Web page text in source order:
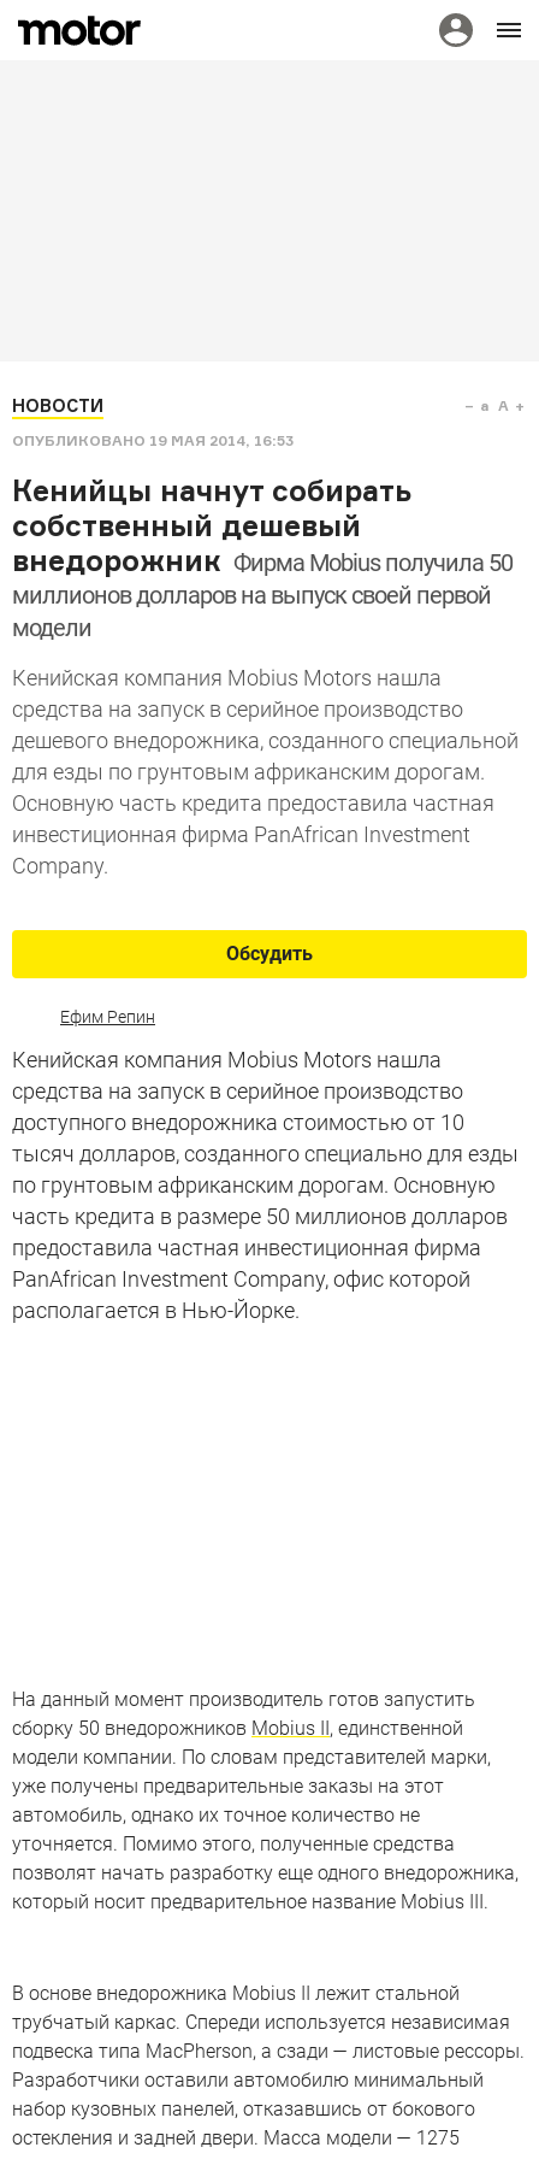
НОВОСТИ
ОПУБЛИКОВАНО 19 МАЯ 2014, 16:53
a A
Кенийцы начнут собирать
собственный дешевый
внедорожник Фирма Mobius получила 50
миллионов долларов на выпуск своей первой
модели
Кенийская компания Mobius Motors нашла
средства на запуск в серийное производство
дешевого внедорожника, созданного специальной
для езды по грунтовым африканским дорогам.
Основную часть кредита предоставила частная
инвестиционная фирма PanAfrican Investment
Company.
Обсудить
Ефим Репин
Кенийская компания Mobius Motors нашла
средства на запуск в серийное производство
доступного внедорожника стоимостью от 10
тысяч долларов, созданного специально для езды
по грунтовым африканским дорогам. Основную
часть кредита в размере 50 миллионов долларов
предоставила частная инвестиционная фирма
PanAfrican Investment Company, офис которой
располагается в Нью-Йорке.
На данный момент производитель готов запустить
сборку 50 внедорожников Mobius II, единственной
модели компании. По словам представителей марки,
уже получены предварительные заказы на этот
автомобиль, однако их точное количество не
уточняется. Помимо этого, полученные средства
позволят начать разработку еще одного внедорожника,
который носит предварительное название Mobius III.
В основе внедорожника Mobius II лежит стальной
трубчатый каркас. Спереди используется независимая
подвеска типа MacPherson, а сзади — листовые рессоры.
Разработчики оставили автомобилю минимальный
набор кузовных панелей, отказавшись от бокового
остекления и задней двери. Масса модели — 1275